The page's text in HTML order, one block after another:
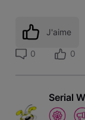
J'aime
0 0
Serial